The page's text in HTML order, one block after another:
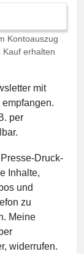
Kontoauszug
erhalten
mit
per
Druck-
Inhalte,
und
zu
Meine
widerrufen.